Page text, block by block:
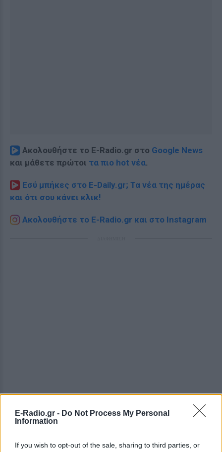
E-Radio.gr - Do Not Process My Personal
Information
If you wish to opt-out of the sale, sharing to third parties, or
Ακολουθήστε το E-Radio.gr στο Google News
και μάθετε πρώτοι τα πιο hot νέα.
Εσύ μπήκες στο E-Daily.gr; Τα νέα της ημέρας
και ότι σου κάνει κλικ!
Ακολουθήστε το E-Radio.gr και στο Instagram